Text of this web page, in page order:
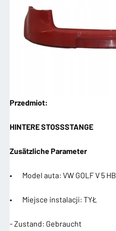
Przedmiot:
HINTERE STOSSSTANGE
Zusätzliche Parameter
• Model auta: VW GOLF V 5 HB
• Miejsce instalacji: TYŁ
- Zustand: Gebraucht